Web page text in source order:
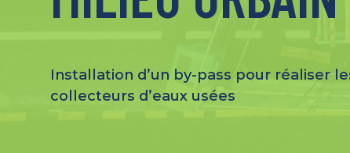
Installation d’un by-pass pour réaliser
collecteurs d’eaux usées